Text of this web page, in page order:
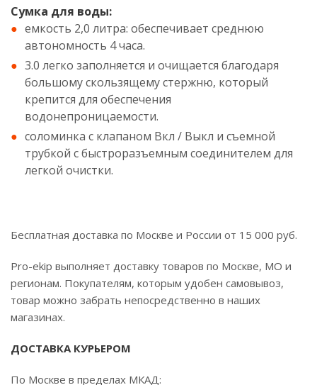
Сумка для воды:
емкость 2,0 литра: обеспечивает среднюю
автономность 4 часа.
3.0 легко заполняется и очищается благодаря
большому скользящему стержню, который
крепится для обеспечения
водонепроницаемости.
соломинка с клапаном Вкл / Выкл и съемной
трубкой с быстроразъемным соединителем для
легкой очистки.
Бесплатная доставка по Москве и России от 15 000 руб.
Pro-ekip выполняет доставку товаров по Москве, МО и
регионам. Покупателям, которым удобен самовывоз,
товар можно забрать непосредственно в наших
магазинах.
ДОСТАВКА КУРЬЕРОМ
По Москве в пределах МКАД: